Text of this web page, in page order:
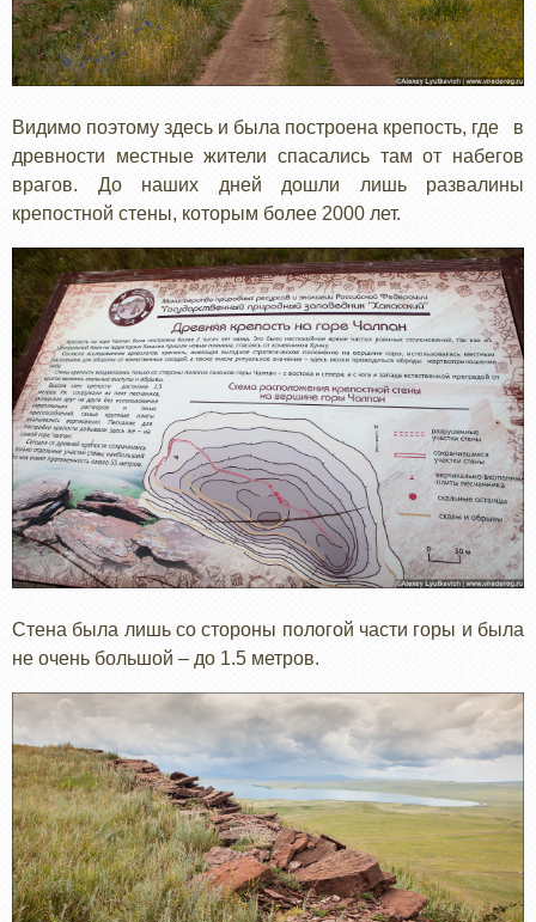
Видимо поэтому здесь и была построена крепость, где в
древности местные жители спасались там от набегов
врагов. До наших дней дошли лишь развалины
крепостной стены, которым более 2000 лет.
Стена была лишь со стороны пологой части горы и была
не очень большой – до 1.5 метров.